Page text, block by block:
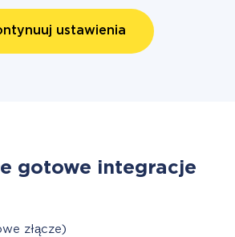
ustawienia
gotowe integracje
złącze)